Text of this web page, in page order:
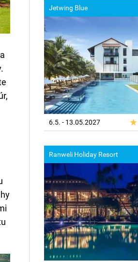
Jetwing Blue
6.5. - 13.05.2027
Ranweli Holiday Resort